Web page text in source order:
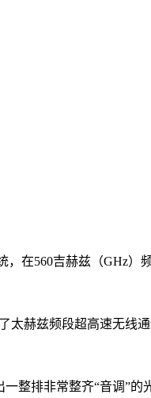
在560吉赫兹（GHz）
赫兹频段超高速无线
排非常整齐“音调”的